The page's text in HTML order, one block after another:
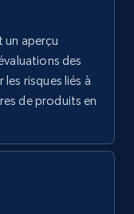
by using
Initial
count, and
un aperçu
des
risques liés à
de produits en